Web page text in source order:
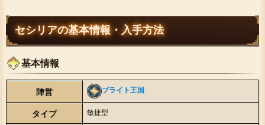
セシリアの基本情報・入手方法
基本情報
陣営 ブライト王国
タイプ 敏捷型